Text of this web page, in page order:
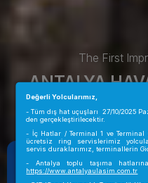
The First
ANTALYA
ANTALYA
Değerli Yolcularımız,
- Tüm dış hat uçuşları 27/10/2025
den gerçekleştirilecektir.
- İç Hatlar / Terminal 1 ve Terminal
ücretsiz ring servislerimiz
servis duraklarımız, terminallerin
- Antalya toplu taşıma
https://www.antalyaulasim.com.tr